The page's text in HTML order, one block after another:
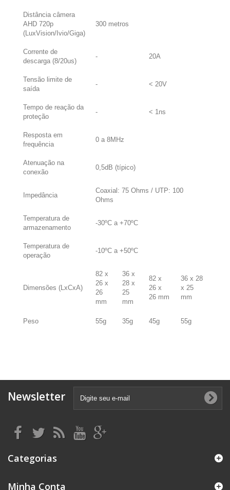
Distância câmera
AHD 720p
(LuxVision/Ivio/Giga)
300 metros
Corrente de
descarga (8/20us)
- 20A
Tensão limite de
saída
- < 20V
Tempo de reação da
proteção
- < 1ns
Resposta em
frequência
0 a 8MHz
Atenuação na
conexão
0,5dB (típico)
Impedância
Coaxial: 75 Ohms / UTP: 100
Ohms
Temperatura de
armazenamento
-30ºC a +70ºC
Temperatura de
operação
-10ºC a +50ºC
Dimensões (LxCxA)
82 x
26 x
26
mm
36 x
28 x
25
mm
82 x
26 x
26 mm
36 x 28
x 25
mm
Peso 55g 35g 45g 55g
Newsletter
Categorias
Minha Conta